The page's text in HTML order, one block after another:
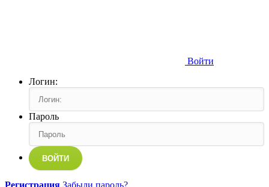
Войти
Логин:
Пароль
ВОЙТИ
Регистрация Забыли пароль?